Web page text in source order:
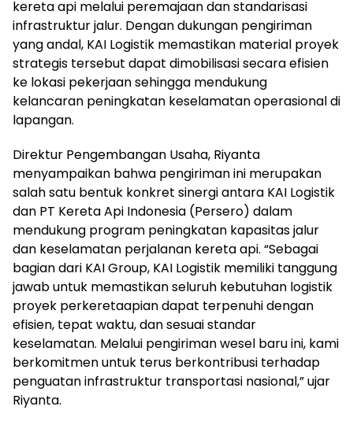
kereta api melalui peremajaan dan standarisasi
infrastruktur jalur. Dengan dukungan pengiriman
yang andal, KAI Logistik memastikan material proyek
strategis tersebut dapat dimobilisasi secara efisien
ke lokasi pekerjaan sehingga mendukung
kelancaran peningkatan keselamatan operasional di
lapangan.
Direktur Pengembangan Usaha, Riyanta
menyampaikan bahwa pengiriman ini merupakan
salah satu bentuk konkret sinergi antara KAI Logistik
dan PT Kereta Api Indonesia (Persero) dalam
mendukung program peningkatan kapasitas jalur
dan keselamatan perjalanan kereta api. “Sebagai
bagian dari KAI Group, KAI Logistik memiliki tanggung
jawab untuk memastikan seluruh kebutuhan logistik
proyek perkeretaapian dapat terpenuhi dengan
efisien, tepat waktu, dan sesuai standar
keselamatan. Melalui pengiriman wesel baru ini, kami
berkomitmen untuk terus berkontribusi terhadap
penguatan infrastruktur transportasi nasional,” ujar
Riyanta.